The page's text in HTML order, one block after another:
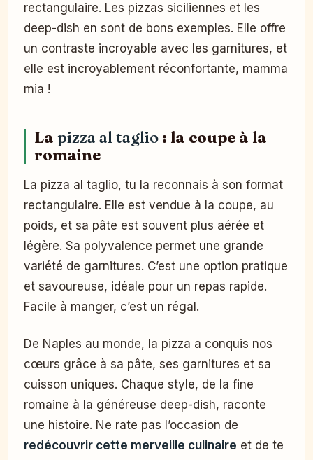
rectangulaire. Les pizzas siciliennes et les
deep-dish en sont de bons exemples. Elle offre
un contraste incroyable avec les garnitures, et
elle est incroyablement réconfortante, mamma
mia !
La pizza al taglio : la coupe à la
romaine
La pizza al taglio, tu la reconnais à son format
rectangulaire. Elle est vendue à la coupe, au
poids, et sa pâte est souvent plus aérée et
légère. Sa polyvalence permet une grande
variété de garnitures. C’est une option pratique
et savoureuse, idéale pour un repas rapide.
Facile à manger, c’est un régal.
De Naples au monde, la pizza a conquis nos
cœurs grâce à sa pâte, ses garnitures et sa
cuisson uniques. Chaque style, de la fine
romaine à la généreuse deep-dish, raconte
une histoire. Ne rate pas l’occasion de
redécouvrir cette merveille culinaire et de te